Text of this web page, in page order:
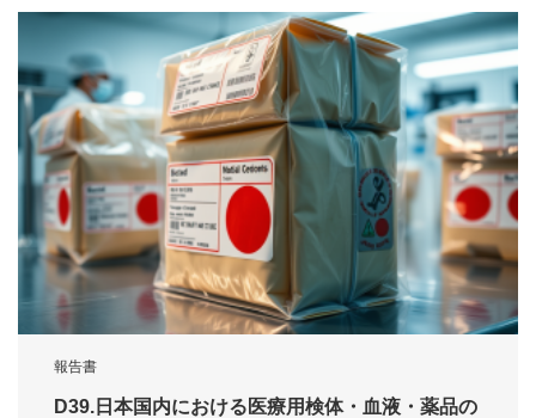
報告書
D39.日本国内における医療用検体・血液・薬品の